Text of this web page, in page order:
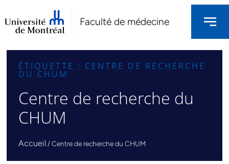
Faculté de médecine
ÉTIQUETTE : CENTRE DE RECHERCHE
DU CHUM
Centre de recherche du
CHUM
Accueil /Centre de recherche du CHUM